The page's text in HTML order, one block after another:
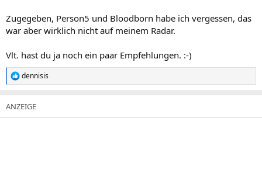
Zugegeben, Person5 und Bloodborn habe ich vergessen, das
war aber wirklich nicht auf meinem Radar.
Vlt. hast du ja noch ein paar Empfehlungen. :-)
R
e
a
k
t
dennisis